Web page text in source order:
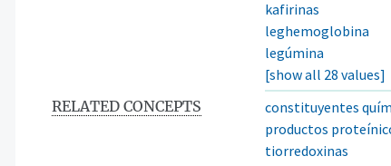
kafirinas
leghemoglobina
legúmina
[show all 28 values]
RELATED CONCEPTS
constituyentes
productos
tiorredoxinas